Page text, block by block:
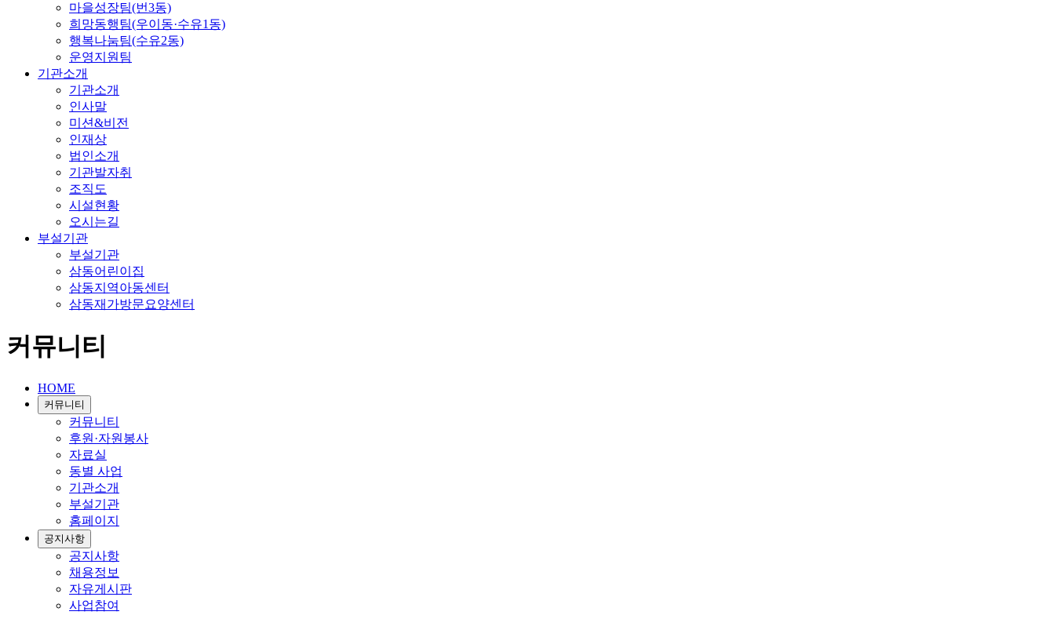
마을성장팀(번3동)
희망동행팀(우이동·수유1동)
행복나눔팀(수유2동)
운영지원팀
기관소개
기관소개
인사말
미션&비전
인재상
법인소개
기관발자취
조직도
시설현황
오시는길
부설기관
부설기관
삼동어린이집
삼동지역아동센터
삼동재가방문요양센터
커뮤니티
HOME
커뮤니티
커뮤니티
후원·자원봉사
자료실
동별 사업
기관소개
부설기관
홈페이지
공지사항
공지사항
채용정보
자유게시판
사업참여